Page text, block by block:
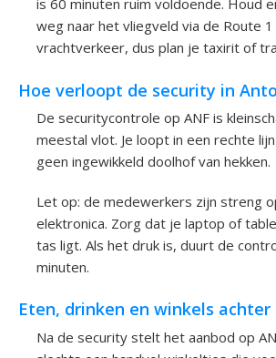
is 60 minuten ruim voldoende. Houd
weg naar het vliegveld via de Route
vrachtverkeer, dus plan je taxirit of
Hoe verloopt de security in
De securitycontrole op ANF is
meestal vlot. Je loopt in een rechte
geen ingewikkeld doolhof van hekken.
Let op: de medewerkers zijn streng
elektronica. Zorg dat je laptop of
tas ligt. Als het druk is, duurt de
minuten.
Eten, drinken en winkels achter
Na de security stelt het aanbod op